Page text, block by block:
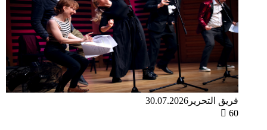
فريق التحرير 30.07.2026
60